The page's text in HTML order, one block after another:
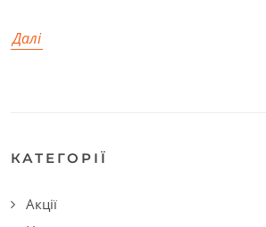
Далі
КАТЕГОРІЇ
Акції